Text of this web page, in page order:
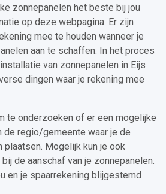
zonnepanelen het beste bij jou
op deze webpagina. Er zijn
mee te houden wanneer je
aan te schaffen. In het proces
van zonnepanelen in Eijs
dingen waar je rekening mee
te onderzoeken of er een mogelijke
regio/gemeente waar je de
plaatsen. Mogelijk kun je ook
de aanschaf van je zonnepanelen.
en je spaarrekening blijgestemd